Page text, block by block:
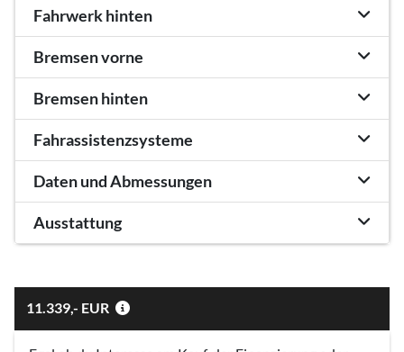
Fahrwerk hinten
Bremsen vorne
Bremsen hinten
Fahrassistenzsysteme
Daten und Abmessungen
Ausstattung
11.339,- EUR